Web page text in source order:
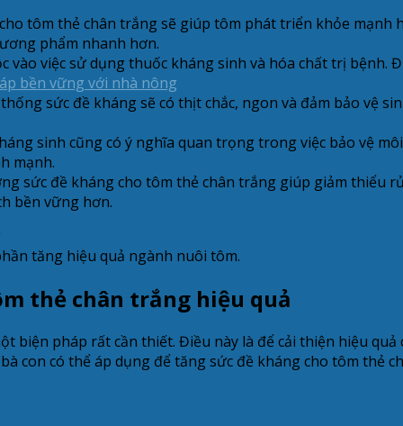
tôm thẻ chân trắng sẽ giúp tôm phát triển khỏe
phẩm nhanh hơn.
việc sử dụng thuốc kháng sinh và hóa chất trị bệnh.
bền vững với nhà nông
sức đề kháng sẽ có thịt chắc, ngon và đảm bảo vệ
sinh cũng có ý nghĩa quan trọng trong việc bảo vệ
mạnh.
sức đề kháng cho tôm thẻ chân trắng giúp giảm thiểu
bền vững hơn.
tăng hiệu quả ngành nuôi tôm.
thẻ chân trắng hiệu quả
biện pháp rất cần thiết. Điều này là để cải thiện hiệu
con có thể áp dụng để tăng sức đề kháng cho tôm thẻ